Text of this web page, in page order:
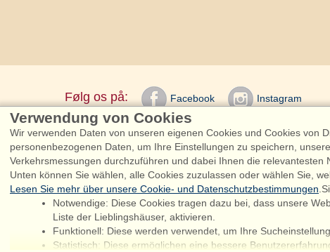
Følg os på: Facebook Instagram
Admiral Strand
Sie
Verwendung von Cookies
Wir verwenden Daten von unseren eigenen Cookies und Cookies von
personenbezogenen Daten, um Ihre Einstellungen zu speichern,
Verkehrsmessungen durchzuführen und dabei Ihnen die relevantesten
Unten können Sie wählen, alle Cookies zuzulassen oder wählen Sie,
Lesen Sie mehr über unsere Cookie- und Datenschutzbestimmungen
Notwendige: Diese Cookies tragen dazu bei, dass unsere
Liste der Lieblingshäuser, aktivieren.
Funktionell: Diese werden verwendet, um Ihre
Statistisch: Diese ermöglichen eine bessere
Chat